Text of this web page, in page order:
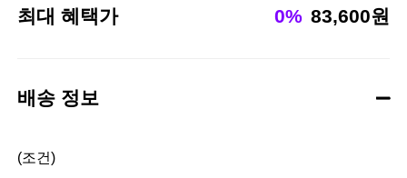
최대 혜택가 0% 83,600원
배송 정보
(조건)